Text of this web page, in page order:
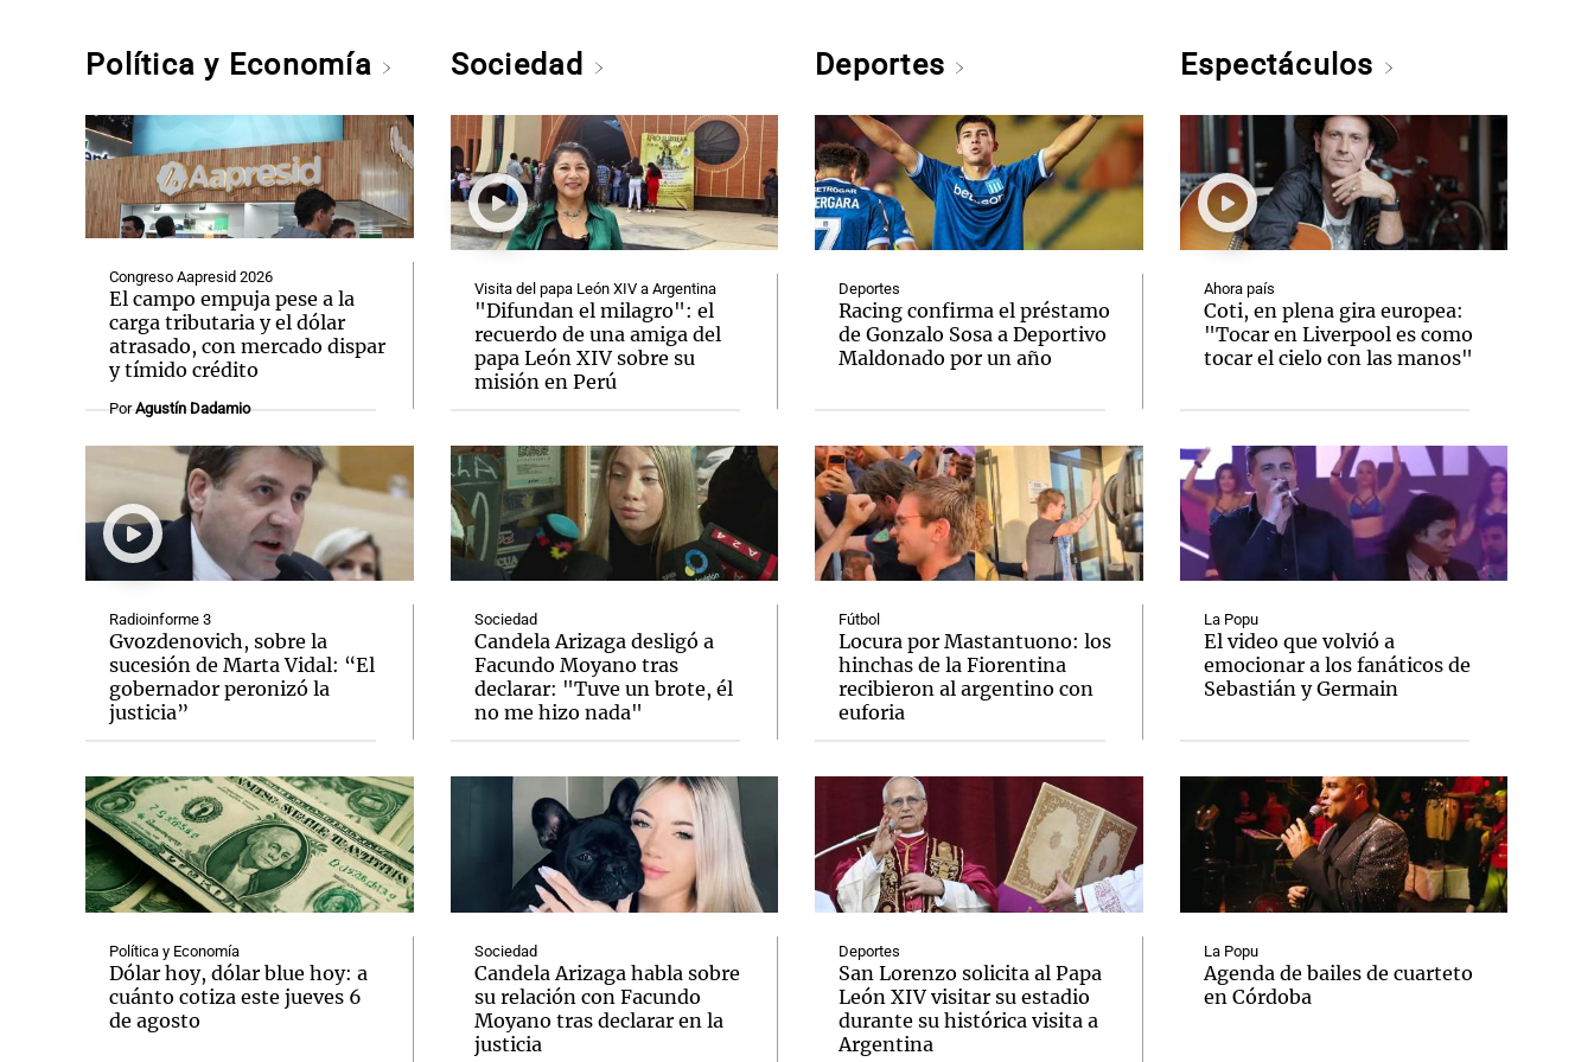
Política y Economía
Congreso Aapresid 2026
El campo empuja pese a la
carga tributaria y el dólar
atrasado, con mercado dispar
y tímido crédito
PorAgustín Dadamio
Radioinforme 3
Gvozdenovich, sobre la
sucesión de Marta Vidal: “El
gobernador peronizó la
justicia”
Política y Economía
Dólar hoy, dólar blue hoy: a
cuánto cotiza este jueves 6
de agosto
Sociedad
Visita del papa León XIV a Argentina
"Difundan el milagro": el
recuerdo de una amiga del
papa León XIV sobre su
misión en Perú
Sociedad
Candela Arizaga desligó a
Facundo Moyano tras
declarar: "Tuve un brote, él
no me hizo nada"
Sociedad
Candela Arizaga habla sobre
su relación con Facundo
Moyano tras declarar en la
justicia
Deportes
Deportes
Racing confirma el préstamo
de Gonzalo Sosa a Deportivo
Maldonado por un año
Fútbol
Locura por Mastantuono: los
hinchas de la Fiorentina
recibieron al argentino con
euforia
Deportes
San Lorenzo solicita al Papa
León XIV visitar su estadio
durante su histórica visita a
Argentina
Espectáculos
Ahora país
Coti, en plena gira europea:
"Tocar en Liverpool es como
tocar el cielo con las manos"
La Popu
El video que volvió a
emocionar a los fanáticos de
Sebastián y Germain
La Popu
Agenda de bailes de cuarteto
en Córdoba
Notas Notas
El huracán de Arequito
Notas
Cadena 3 en Groenlandia
Notas